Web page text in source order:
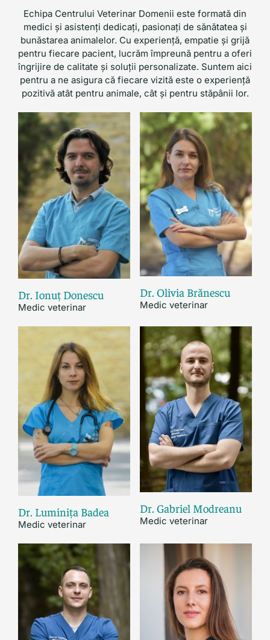
Echipa Centrului Veterinar Domenii este formată din
medici și asistenți dedicați, pasionați de sănătatea și
bunăstarea animalelor. Cu experiență, empatie și grijă
pentru fiecare pacient, lucrăm împreună pentru a oferi
îngrijire de calitate și soluții personalizate. Suntem aici
pentru a ne asigura că fiecare vizită este o experiență
pozitivă atât pentru animale, cât și pentru stăpânii lor.
Dr. Ionuț Donescu
Medic veterinar
Dr. Olivia Brǎnescu
Medic veterinar
Dr. Luminița Badea
Medic veterinar
Dr. Gabriel Modreanu
Medic veterinar